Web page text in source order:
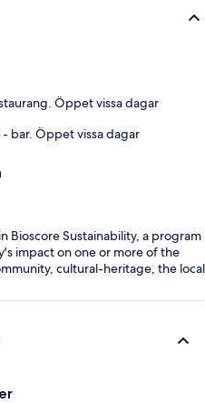
Öppet vissa dagar
bar. Öppet vissa dagar
Bioscore Sustainability, a program
impact on one or more of the
cultural-heritage, the local